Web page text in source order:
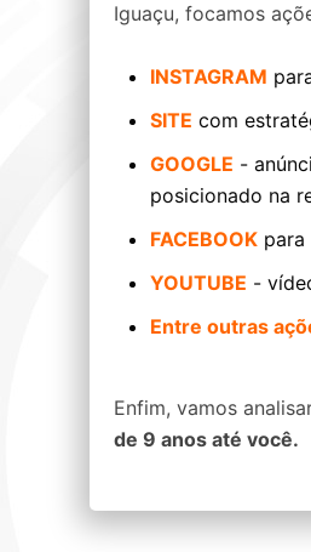
Iguaçu, focamos
INSTAGRAM
SITE com
GOOGLE -
posicionado na
FACEBOOK
YOUTUBE -
Entre outras
Enfim, vamos
de 9 anos até você.